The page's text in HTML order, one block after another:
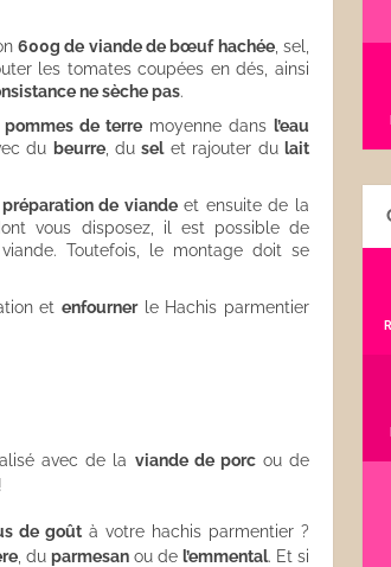
600g de viande de bœuf hachée, sel,
les tomates coupées en dés, ainsi
ne sèche pas.
de terre moyenne dans l’eau
du beurre, duselet rajouter du lait
préparation de viandeet ensuite de la
vous disposez, il est possible de
Toutefois, le montage doit se
etenfournerle Hachis parmentier
avec de la viande de porcou de
de goûtà votre hachis parmentier ?
, du parmesan ou de l’emmental. Et si